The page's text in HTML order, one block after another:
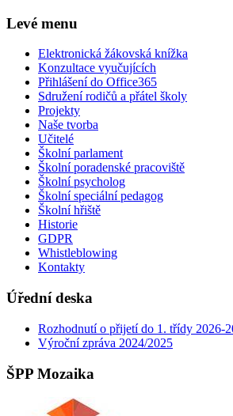
Levé menu
Elektronická žákovská knížka
Konzultace vyučujících
Přihlášení do Office365
Sdružení rodičů a přátel školy
Projekty
Naše tvorba
Učitelé
Školní parlament
Školní poradenské pracoviště
Školní psycholog
Školní speciální pedagog
Školní hřiště
Historie
GDPR
Whistleblowing
Kontakty
Úřední deska
Rozhodnutí o přijetí do 1. třídy 2026-
Výroční zpráva 2024/2025
ŠPP Mozaika